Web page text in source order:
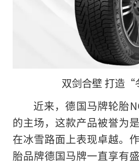
双剑合壁 打造“
近来，德国马牌轮胎
的主场，这款产品被誉为
在冰雪路面上表现卓越。
胎品牌德国马牌一直享有